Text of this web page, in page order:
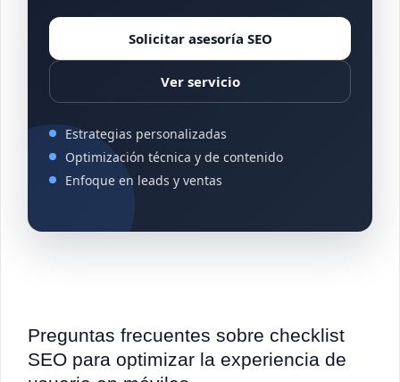
Solicitar asesoría SEO
Ver servicio
Estrategias personalizadas
Optimización técnica y de contenido
Enfoque en leads y ventas
Preguntas frecuentes sobre checklist
SEO para optimizar la experiencia de